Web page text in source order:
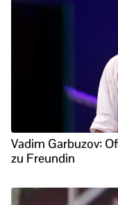
Vadim Garbuzov:
zu Freundin